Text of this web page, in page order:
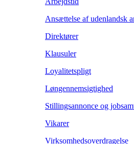
Ansættelse af udenlandsk
Direktører
Klausuler
Loyalitetspligt
Løngennemsigtighed
Stillingsannonce og
Vikarer
Virksomhedsoverdragelse